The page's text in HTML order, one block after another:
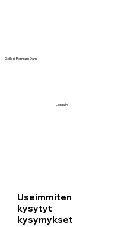
Galleri-Ramram Dam
Logga in
Useimmiten
kysytyt
kysymykset